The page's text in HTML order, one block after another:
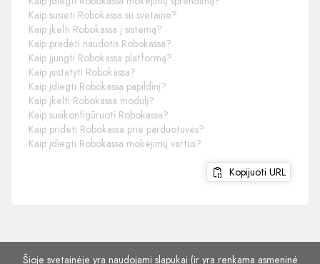
Kaip susieti Robokassa su svetaine?
Kaip įkelti Robokassa į sistemą?
Kaip pradėti naudotis Robokassa?
Kaip įjungti Robokassa platformą?
Kaip įsistatyti Robokassa?
Kaip įdiegti Robokassa papildinį?
Kaip įkelti Robokassa modulį?
Kaip susikonfigūruoti Robokassa?
Kaip pridėti Robokassa prie parduotuvės?
Kaip įdiegti Robokassa mokėjimų vartus?
Kopijuoti URL
Šioje svetainėje yra naudojami slapukai (ir yra renkama asmeninė